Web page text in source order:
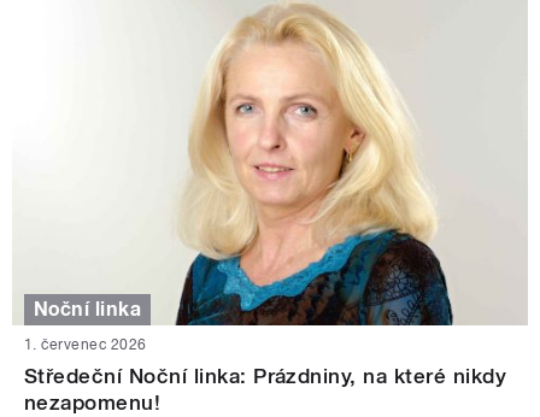
Noční linka
1. červenec 2026
Středeční Noční linka: Prázdniny, na které nikdy
nezapomenu!